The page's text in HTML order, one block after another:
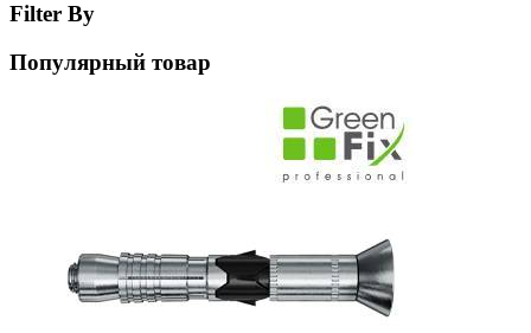
Filter By
Популярный товар